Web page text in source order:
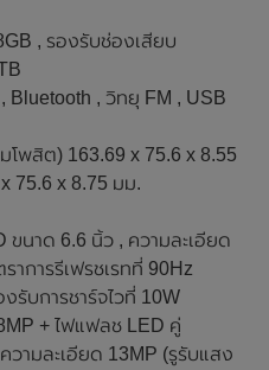
, รองรับช่องเสียบ
Bluetooth , วิทยุ FM , USB
พสิต) 163.69 x 75.6 x 8.55
75.6 x 8.75 มม.
นาด 6.6 นิ้ว , ความละเอียด
าการรีเฟรชเรทที่ 90Hz
รับการชาร์จไวที่ 10W
+ ไฟแฟลช LED คู่
ามละเอียด 13MP (รูรับแสง